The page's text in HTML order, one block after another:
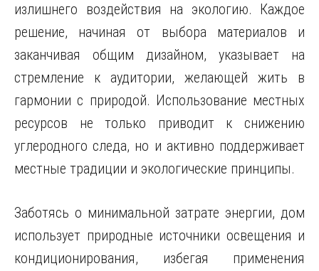
излишнего воздействия на экологию. Каждое
решение, начиная от выбора материалов и
заканчивая общим дизайном, указывает на
стремление к аудитории, желающей жить в
гармонии с природой. Использование местных
ресурсов не только приводит к снижению
углеродного следа, но и активно поддерживает
местные традиции и экологические принципы.
Заботясь о минимальной затрате энергии, дом
использует природные источники освещения и
кондиционирования, избегая применения